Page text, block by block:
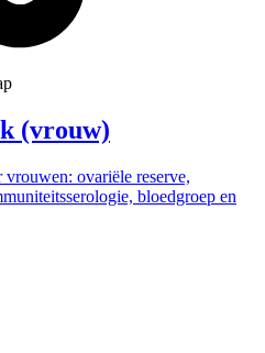
(vrouw)
ovariële reserve,
bloedgroep en